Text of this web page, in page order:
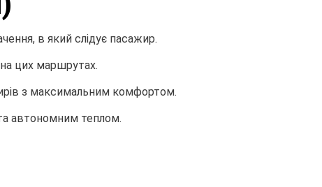
в який слідує пасажир.
цих маршрутах.
з максимальним комфортом.
автономним теплом.